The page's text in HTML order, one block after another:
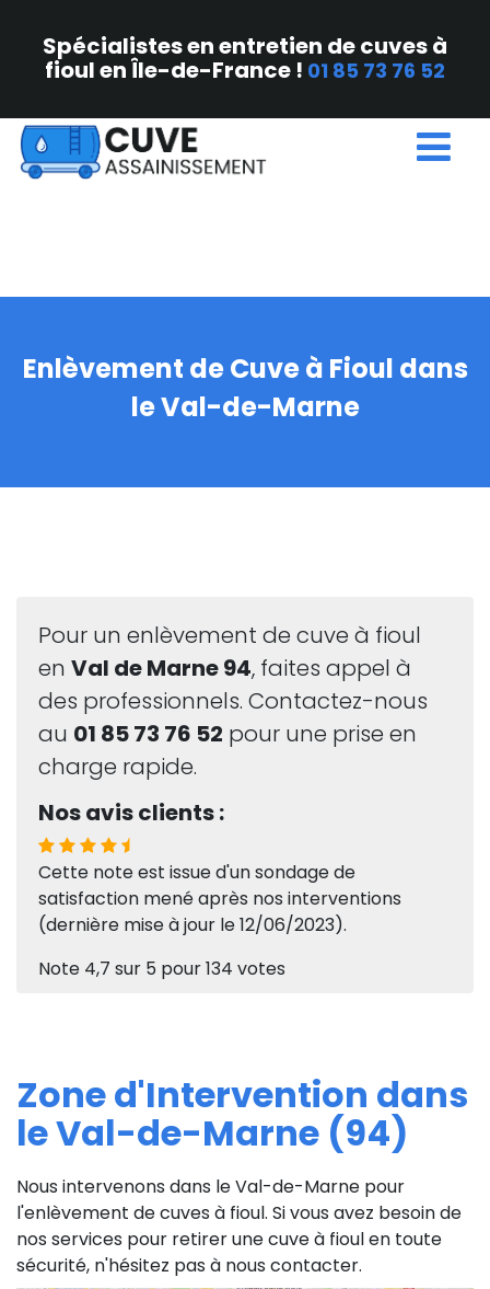
Spécialistes en entretien de cuves à
fioul en Île-de-France ! 01 85 73 76 52
Enlèvement de Cuve à Fioul dans
le Val-de-Marne
Pour un enlèvement de cuve à fioul
en Val de Marne 94, faites appel à
des professionnels. Contactez-nous
au 01 85 73 76 52 pour une prise en
charge rapide.
Nos avis clients :
Cette note est issue d'un sondage de
satisfaction mené après nos interventions
(dernière mise à jour le 12/06/2023).
Note 4,7 sur 5 pour134 votes
Zone d'Intervention dans
le Val-de-Marne (94)
Nous intervenons dans le Val-de-Marne pour
l'enlèvement de cuves à fioul. Si vous avez besoin de
nos services pour retirer une cuve à fioul en toute
sécurité, n'hésitez pas à nous contacter.